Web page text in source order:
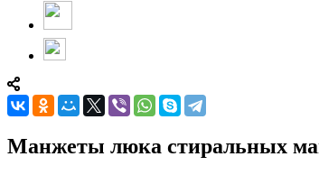
Манжеты люка стиральных